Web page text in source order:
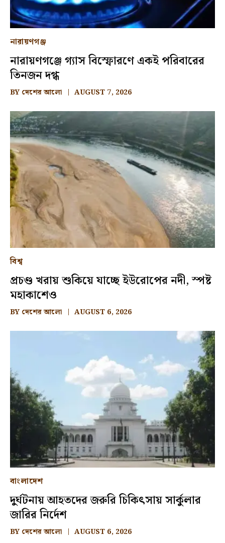
নারায়ণগঞ্জ
নারায়ণগঞ্জে গ্যাস বিস্ফোরণে একই পরিবারের
তিনজন দগ্ধ
BY দেশের আলো AUGUST 7, 2026
বিশ্ব
প্রচণ্ড খরায় শুকিয়ে যাচ্ছে ইউরোপের নদী, স্পষ্ট
মহাকাশেও
BY দেশের আলো AUGUST 6, 2026
বাংলাদেশ
দুর্ঘটনায় আহতদের জরুরি চিকিৎসায় সার্কুলার
জারির নির্দেশ
BY দেশের আলো AUGUST 6, 2026